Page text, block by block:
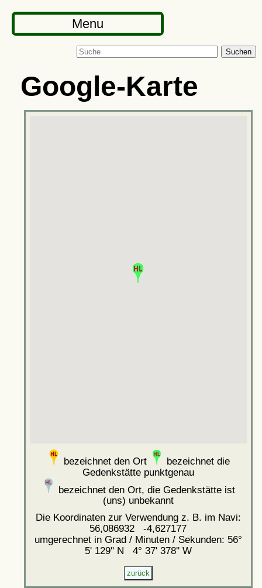
Menu
Suchen
Google-Karte
bezeichnet den Ort
bezeichnet die
Gedenkstätte punktgenau
bezeichnet den Ort, die Gedenkstätte ist
(uns) unbekannt
Die Koordinaten zur Verwendung z. B. im Navi:
56,086932 -4,627177
umgerechnet in Grad / Minuten / Sekunden: 56°
5' 129'' N 4° 37' 378'' W